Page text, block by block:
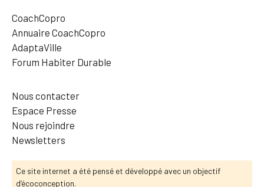
CoachCopro
Annuaire CoachCopro
AdaptaVille
Forum Habiter Durable
Nous contacter
Espace Presse
Nous rejoindre
Newsletters
Ce site internet a été pensé et développé avec un objectif
d’écoconception.